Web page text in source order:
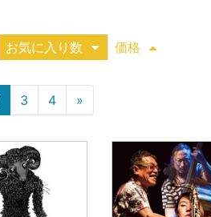
お気に入り数 価格
3 4 »